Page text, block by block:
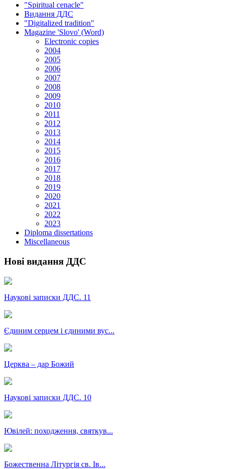
"Spiritual cenacle"
Видання ДДС
"Digitalized tradition"
Magazine 'Slovo' (Word)
Electronic copies
2004
2005
2006
2007
2008
2009
2010
2011
2012
2013
2014
2015
2016
2017
2018
2019
2020
2021
2022
2023
Diploma dissertations
Miscellaneous
Нові видання ДДС
Наукові записки ДДС. 11
Єдиним серцем і єдиними вус...
Церква – дар Божий
Наукові записки ДДС. 10
Ювілей: походження, святкув...
Божественна Літургія св. Ів...